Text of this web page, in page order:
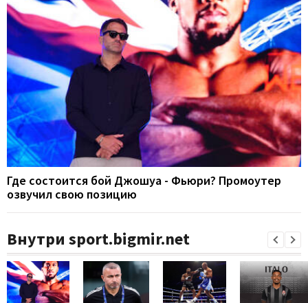
Где состоится бой Джошуа - Фьюри? Промоутер
озвучил свою позицию
Внутри sport.bigmir.net